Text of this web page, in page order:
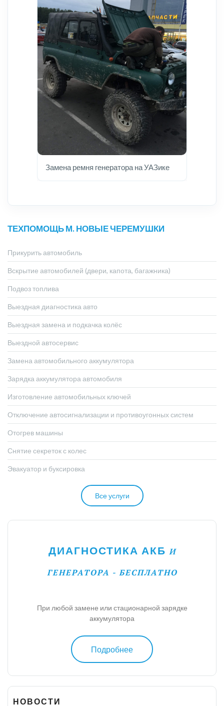
Замена ремня генератора на УАЗике
ТЕХПОМОЩЬ М. НОВЫЕ ЧЕРЕМУШКИ
Прикурить автомобиль
Вскрытие автомобилей (двери, капота, багажника)
Подвоз топлива
Выездная диагностика авто
Выездная замена и подкачка колёс
Выездной автосервис
Замена автомобильного аккумулятора
Зарядка аккумулятора автомобиля
Изготовление автомобильных ключей
Отключение автосигнализации и противоугонных систем
Отогрев машины
Снятие секреток с колес
Эвакуатор и буксировка
Все услуги
ДИАГНОСТИКА АКБ И
ГЕНЕРАТОРА - БЕСПЛАТНО
При любой замене или стационарной зарядке
аккумулятора
Подробнее
НОВОСТИ